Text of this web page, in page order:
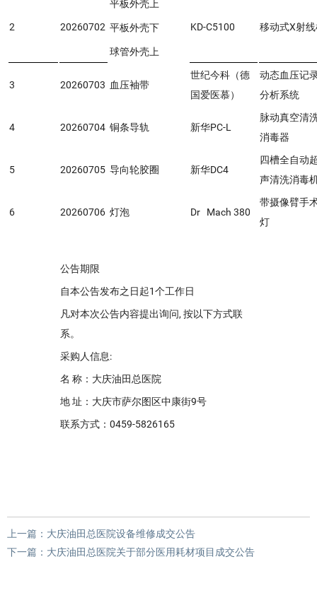
2 20260702
平板外壳上
KD-C5100 移动式X射
平板外壳下
球管外壳上
3 20260703 血压袖带
世纪今科（德
国爱医慕）
动态血压记
分析系统
4 20260704 铜条导轨 新华PC-L
脉动真空清
消毒器
5 20260705 导向轮胶圈 新华DC4
四槽全自动
声清洗消毒
6 20260706 灯泡 Dr Mach 380
带摄像臂手
灯
公告期限
自本公告发布之日起1个工作日
凡对本次公告内容提出询问, 按以下方式联
系。
采购人信息:
名 称：大庆油田总医院
地 址：大庆市萨尔图区中康街9号
联系方式：0459-5826165
上一篇： 大庆油田总医院设备维修成交公告
下一篇： 大庆油田总医院关于部分医用耗材项目成交公告